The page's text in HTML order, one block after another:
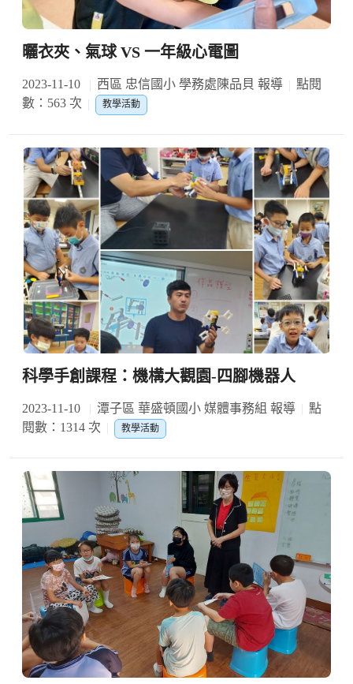
曬衣夾、氣球 VS 一年級心電圖
2023-11-10 西區 忠信國小 學務處陳品貝 報導
點閱
數：563 次
教學活動
科學手創課程：機構大觀園-四腳機器人
2023-11-10 潭子區 華盛頓國小 媒體事務組 報導
點
閱數：1314 次
教學活動